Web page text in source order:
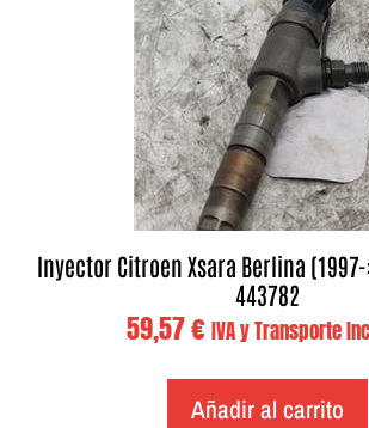
Inyector Citroen Xsara Berlina (1997-
443782
59,57€ IVA y Transporte
Añadir al carrito